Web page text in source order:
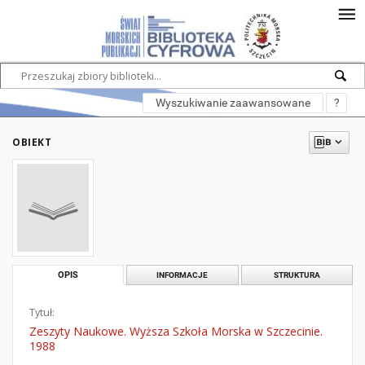
Wyszukiwanie zaawansowane ?
OBIEKT
OPIS INFORMACJE STRUKTURA
Tytuł:
Zeszyty Naukowe. Wyższa Szkoła Morska w Szczecinie.
1988